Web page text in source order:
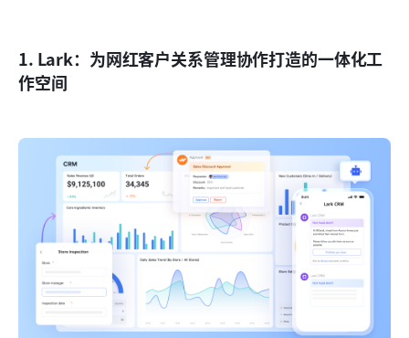
1. Lark：为网红客户关系管理协作打造的一体化工
作空间